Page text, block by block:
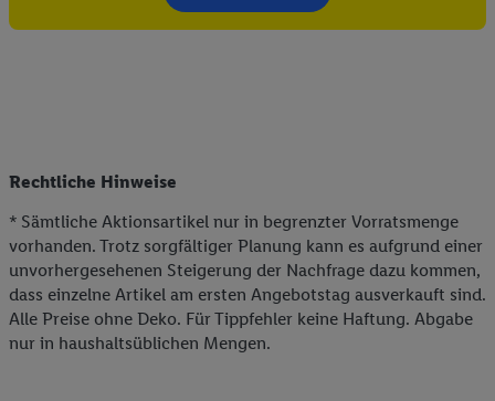
Rechtliche Hinweise
* Sämtliche Aktionsartikel nur in begrenzter Vorratsmenge
vorhanden. Trotz sorgfältiger Planung kann es aufgrund einer
unvorhergesehenen Steigerung der Nachfrage dazu kommen,
dass einzelne Artikel am ersten Angebotstag ausverkauft sind.
Alle Preise ohne Deko. Für Tippfehler keine Haftung. Abgabe
nur in haushaltsüblichen Mengen.